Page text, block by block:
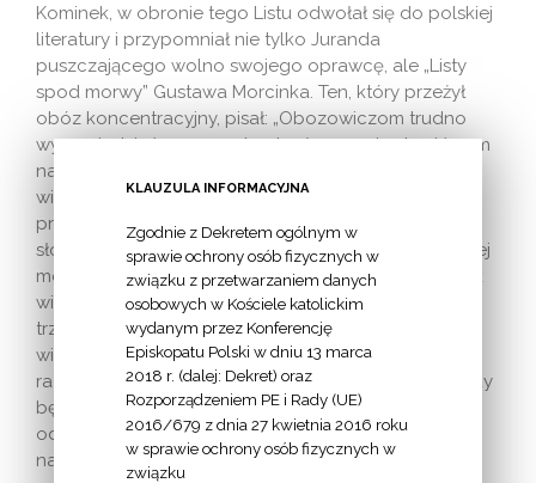
Kominek, w obronie tego Listu odwołał się do polskiej
literatury i przypomniał nie tylko Juranda
puszczającego wolno swojego oprawcę, ale „Listy
spod morwy” Gustawa Morcinka. Ten, który przeżył
obóz koncentracyjny, pisał: „Obozowiczom trudno
wypowiedzieć szczerze tamte słowa «… i odpuść nam
nasze winy, jako i my odpuszczamy naszym
winowajcom!». Słowa te są dla nas jak kamień na
prostej drodze, na którym boleśnie się potykamy. Na
słowach tych załamujemy się i nie kończymy zaczętej
modlitwy. Lecz podobnie jak w obozie miał człowiek
wiarę, iż przyjdzie taki dzień wyzwolenia, a ta wiara
trzymała go przy życiu, tak i teraz pragnie mieć tę
wiarę, że może kiedyś przyjdzie chwila, taka dziwna
radosna, cicha, pokorna chwila w naszym życiu, kiedy
będzie mógł wyszeptać owe proste słowa: «… i
odpuść nam nasze winy, jako i my odpuszczamy
naszym winowajcom!».
KLAUZULA INFORMACYJNA
Zgodnie z Dekretem ogólnym w
sprawie ochrony osób fizycznych w
związku z przetwarzaniem danych
osobowych w Kościele katolickim
wydanym przez Konferencję
Episkopatu Polski w dniu 13 marca
2018 r. (dalej: Dekret) oraz
Rozporządzeniem PE i Rady (UE)
2016/679 z dnia 27 kwietnia 2016 roku
w sprawie ochrony osób fizycznych w
związku